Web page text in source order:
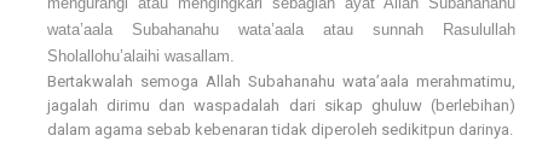
wata’aala Subahanahu wata’aala atau sunnah Rasulullah
Sholallohu’alaihi wasallam.
Bertakwalah semoga Allah Subahanahu wata’aala merahmatimu,
jagalah dirimu dan waspadalah dari sikap ghuluw (berlebihan)
dalam agama sebab kebenaran tidak diperoleh sedikitpun darinya.